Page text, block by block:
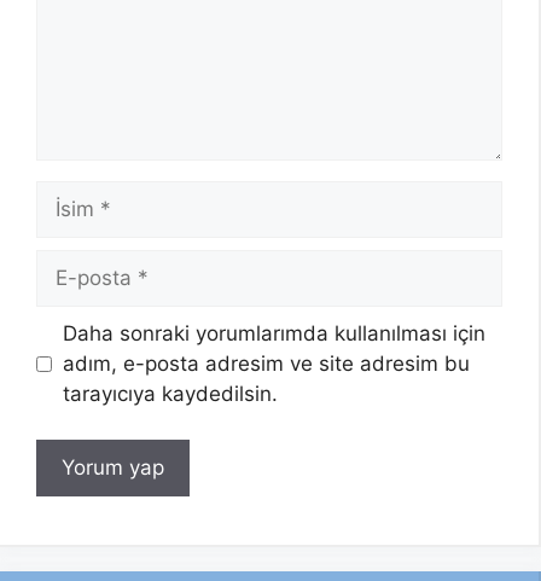
İsim
posta
Daha sonraki yorumlarımda kullanılması için
adım, e-posta adresim ve site adresim bu
tarayıcıya kaydedilsin.